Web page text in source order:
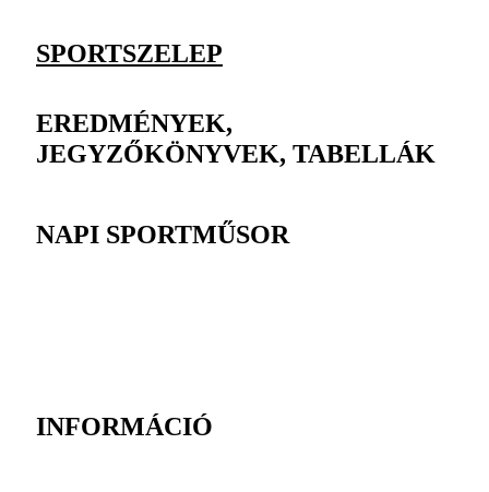
SPORTSZELEP
EREDMÉNYEK,
JEGYZŐKÖNYVEK, TABELLÁK
NAPI SPORTMŰSOR
INFORMÁCIÓ